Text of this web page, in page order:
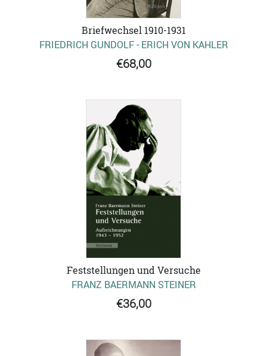
Briefwechsel 1910-1931
FRIEDRICH GUNDOLF - ERICH VON KAHLER
€68,00
Feststellungen und Versuche
FRANZ BAERMANN STEINER
€36,00